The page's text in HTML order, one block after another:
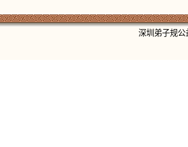
深圳弟子规